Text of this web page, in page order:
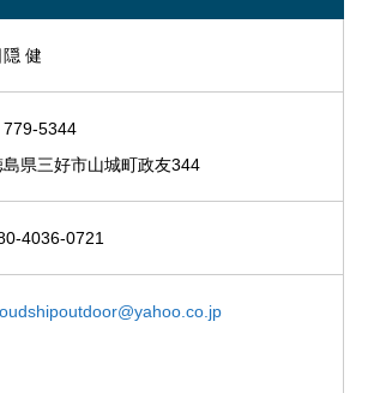
隠 健
779-5344
島県三好市山城町政友344
4036-0721